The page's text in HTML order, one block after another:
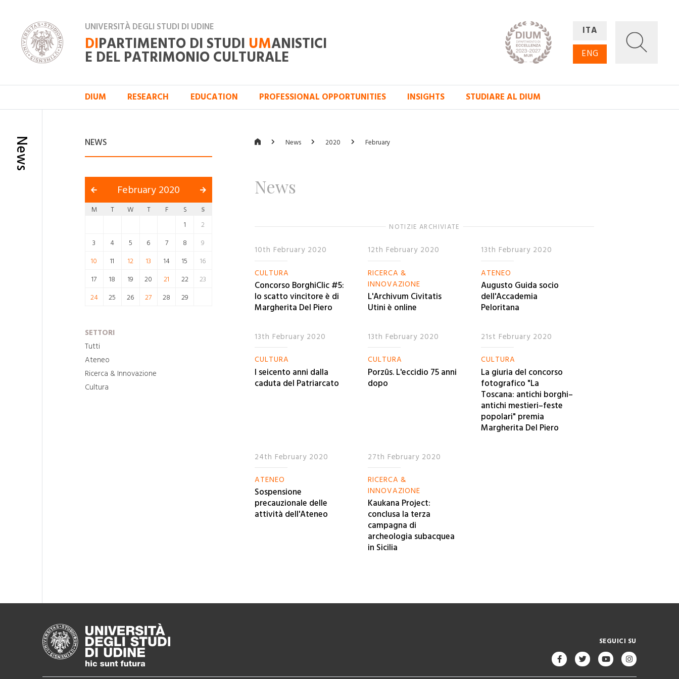
UNIVERSITÀ DEGLI STUDI DI UDINE
DIPARTIMENTO DI STUDI UMANISTICI
E DEL PATRIMONIO CULTURALE
ITA
ENG
DIUM RESEARCH EDUCATION PROFESSIONAL OPPORTUNITIES INSIGHTS STUDIARE AL DIUM
News NEWS
February 2020
M T W T F S
S
1
2
3
4 5 6 7 8
9
10
11 12 13 14 15
16
17
18 19 20 21 22
23
24
25 26 27 28 29
SETTORI
Tutti
Ateneo
Ricerca & Innovazione
Cultura
News 2020 February
News
NOTIZIE ARCHIVIATE
10th February 2020
CULTURA
Concorso BorghiClic #5:
lo scatto vincitore è di
Margherita Del Piero
12th February 2020
RICERCA &
INNOVAZIONE
L'Archivum Civitatis
Utini è online
13th February 2020
ATENEO
Augusto Guida socio
dell'Accademia
Peloritana
13th February 2020
CULTURA
I seicento anni dalla
caduta del Patriarcato
13th February 2020
CULTURA
Porzûs. L'eccidio 75 anni
dopo
21st February 2020
CULTURA
La giuria del concorso
fotografico "La
Toscana: antichi borghi–
antichi mestieri–feste
popolari" premia
Margherita Del Piero
24th February 2020
ATENEO
Sospensione
precauzionale delle
attività dell'Ateneo
27th February 2020
RICERCA &
INNOVAZIONE
Kaukana Project:
conclusa la terza
campagna di
archeologia subacquea
in Sicilia
SEGUICI SU